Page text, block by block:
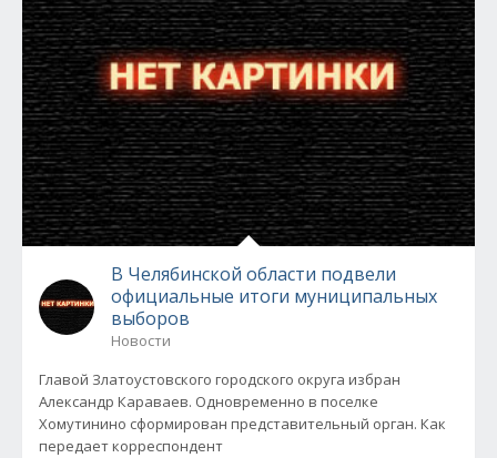
В Челябинской области подвели
официальные итоги муниципальных
выборов
Новости
Главой Златоустовского городского округа избран
Александр Караваев. Одновременно в поселке
Хомутинино сформирован представительный орган. Как
передает корреспондент